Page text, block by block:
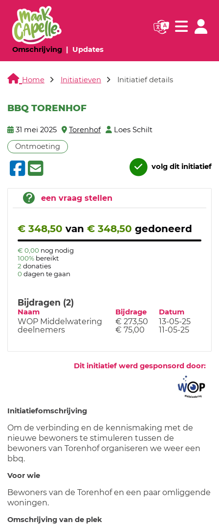
Omschrijving(huidige pagina)
Updates(huidige pagina)
Navigatie
Home Initiatieven Initiatief details
BBQ TORENHOF
31 mei 2025 Torenhof
Loes Schilt
Ontmoeting
volg dit initiatief
een vraag stellen
€ 348,50 van € 348,50 gedoneerd
€ 0,00 nog nodig
100% bereikt
2 donaties
0 dagen te gaan
Bijdragen (2)
Naam Bijdrage Datum
WOP Middelwatering € 273,50
13-05-25
deelnemers
€ 75,00 11-05-25
Dit initiatief werd gesponsord door:
Initiatiefomschrijving
Om de verbinding en de kennismaking met de
nieuwe bewoners te stimuleren tussen de
bewoners van Torenhof organiseren we weer een
bbq.
Voor wie
Bewoners van de Torenhof en een paar omliggende
woningen.
Omschrijving van de plek